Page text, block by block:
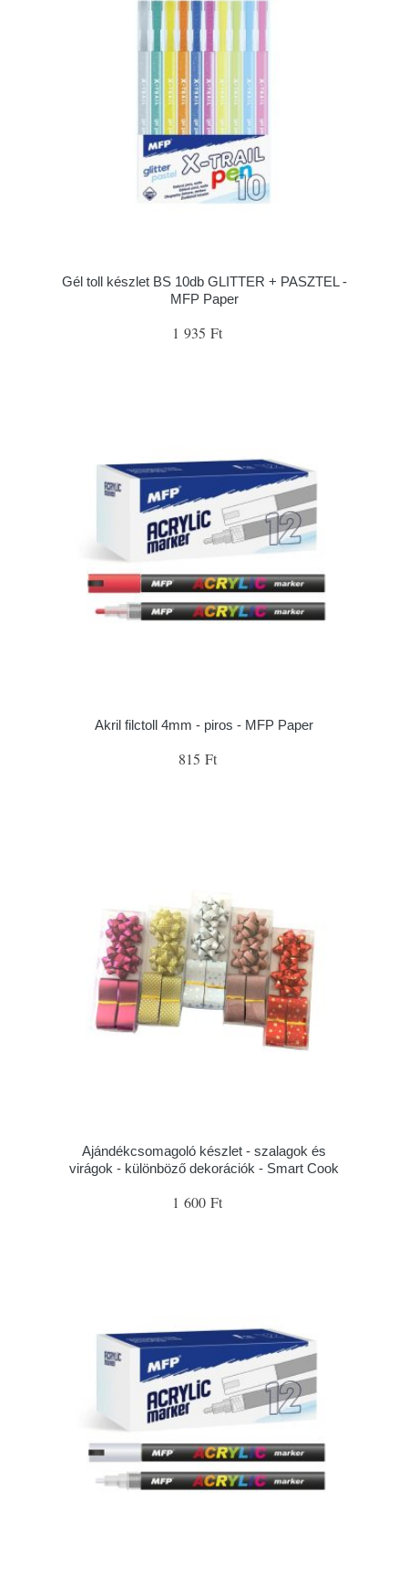
Gél toll készlet BS 10db GLITTER + PASZTEL -
MFP Paper
1 935 Ft
Akril filctoll 4mm - piros - MFP Paper
815 Ft
Ajándékcsomagoló készlet - szalagok és
virágok - különböző dekorációk - Smart Cook
1 600 Ft